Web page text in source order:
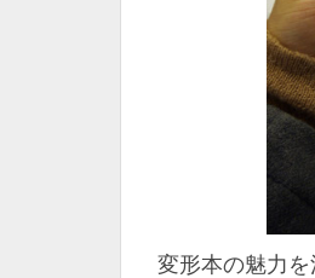
変形本の魅力